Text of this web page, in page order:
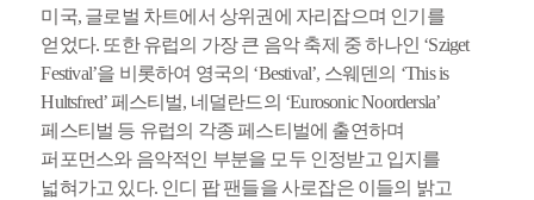
미국, 글로벌 차트에서 상위권에 자리잡으며 인기를
얻었다. 또한 유럽의 가장 큰 음악 축제 중 하나인 ‘Sziget
Festival’을 비롯하여 영국의 ‘Bestival’, 스웨덴의 ‘This is
Hultsfred’ 페스티벌, 네덜란드의 ‘Eurosonic Noordersla’
페스티벌 등 유럽의 각종 페스티벌에 출연하며
퍼포먼스와 음악적인 부분을 모두 인정받고 입지를
넓혀가고 있다. 인디 팝 팬들을 사로잡은 이들의 밝고